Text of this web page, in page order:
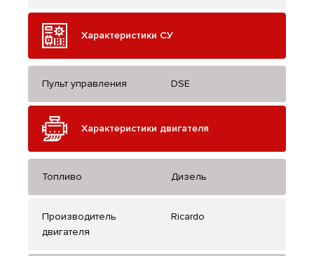
Характеристики СУ
Пульт управления DSE
Характеристики двигателя
Топливо Дизель
Производитель
двигателя
Ricardo